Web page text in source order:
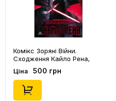
Комікс Зоряні Війни.
Сходження Кайло Рена,
(994448)
Ціна 500 грн